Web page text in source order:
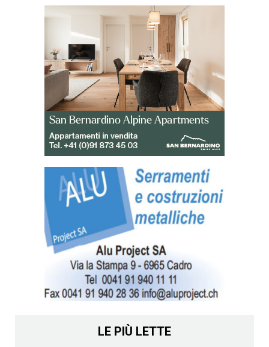
LE PIÙ LETTE